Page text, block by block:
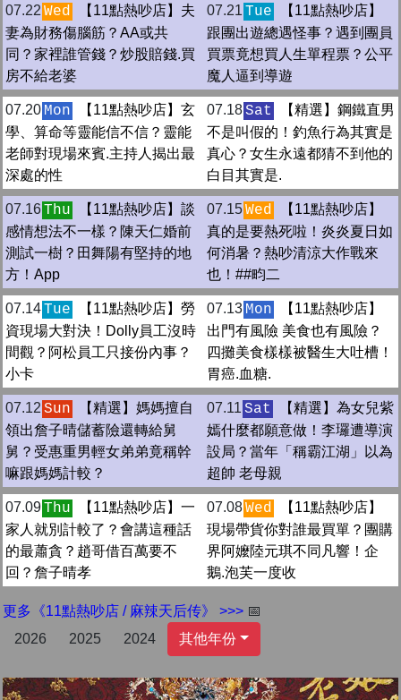
07.22 Wed
【11點熱吵店】夫
妻為財務傷腦筋？AA或共
同？家裡誰管錢？炒股賠錢.買
房不給老婆
07.21 Tue
【11點熱吵店】
跟團出遊總遇怪事？遇到團員
買票竟想買人生單程票？公平
魔人逼到導遊
07.20 Mon
【11點熱吵店】玄
學、算命等靈能信不信？靈能
老師對現場來賓.主持人揭出最
深處的性
07.18Sat
【精選】鋼鐵直男
不是叫假的！釣魚行為其實是
真心？女生永遠都猜不到他的
白目其實是.
07.16Thu
【11點熱吵店】談
感情想法不一樣？陳天仁婚前
測試一樹？田舞陽有堅持的地
方！App
07.15Wed
【11點熱吵店】
真的是要熱死啦！炎炎夏日如
何消暑？熱吵清涼大作戰來
也！##畇二
07.14Tue
【11點熱吵店】勞
資現場大對決！Dolly員工沒時
間觀？阿松員工只接份內事？
小卡
07.13 Mon
【11點熱吵店】
出門有風險 美食也有風險？
四攤美食樣樣被醫生大吐槽！
胃癌.血糖.
07.12 Sun
【精選】媽媽擅自
領出詹子晴儲蓄險還轉給舅
舅？受惠重男輕女弟弟竟稱幹
嘛跟媽媽計較？
07.11 Sat
【精選】為女兒紫
嫣什麼都願意做！李㼈遭導演
設局？當年「稱霸江湖」以為
超帥 老母親
07.09Thu
【11點熱吵店】一
家人就別計較了？會講這種話
的最蕭貪？趙哥借百萬要不
回？詹子晴孝
07.08Wed
【11點熱吵店】
現場帶貨你對誰最買單？團購
界阿嬤陸元琪不同凡響！企
鵝.泡芙一度收
更多《11點熱吵店 / 麻辣天后传》 >>> 📅
2026
2025 2024 其他年份